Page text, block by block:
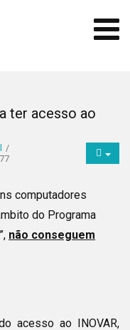
ter acesso ao
computadores
do Programa
”, não conseguem
acesso ao INOVAR,